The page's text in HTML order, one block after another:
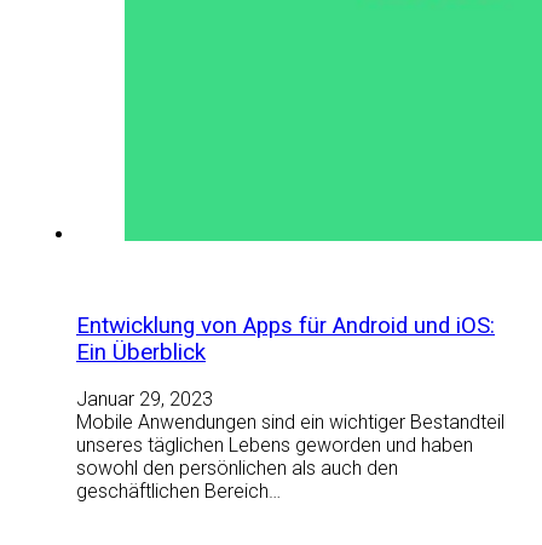
Entwicklung von Apps für Android und iOS:
Ein Überblick
Januar 29, 2023
Mobile Anwendungen sind ein wichtiger Bestandteil
unseres täglichen Lebens geworden und haben
sowohl den persönlichen als auch den
geschäftlichen Bereich…